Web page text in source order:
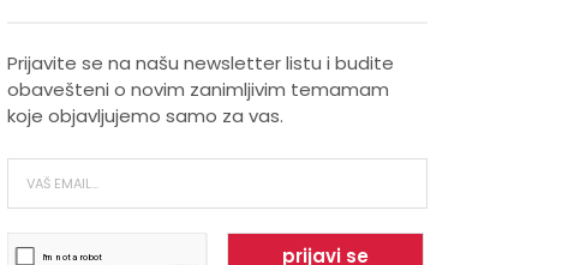
Prijavite se na našu newsletter listu i budite
obavešteni o novim zanimljivim temamam
koje objavljujemo samo za vas.
o vama ?